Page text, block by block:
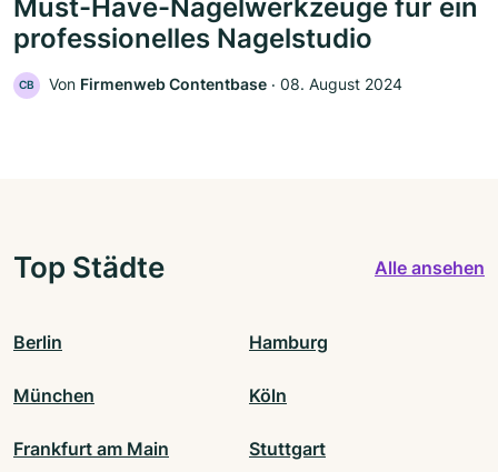
Must-Have-Nagelwerkzeuge für ein
professionelles Nagelstudio
CB Von Firmenweb Contentbase ‧ 08. August 2024
Top Städte Alle ansehen
Berlin Hamburg
München Köln
Frankfurt am Main Stuttgart